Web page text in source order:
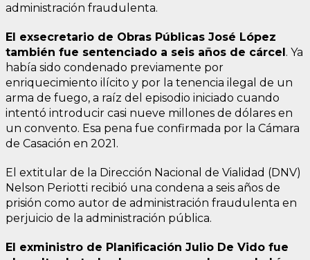
administración fraudulenta.
El exsecretario de Obras Públicas José López
también fue sentenciado a seis años de cárcel. Ya
había sido condenado previamente por
enriquecimiento ilícito y por la tenencia ilegal de un
arma de fuego, a raíz del episodio iniciado cuando
intentó introducir casi nueve millones de dólares en
un convento. Esa pena fue confirmada por la Cámara
de Casación en 2021.
El extitular de la Dirección Nacional de Vialidad (DNV)
Nelson Periotti recibió una condena a seis años de
prisión como autor de administración fraudulenta en
perjuicio de la administración pública.
El exministro de Planificación Julio De Vido fue